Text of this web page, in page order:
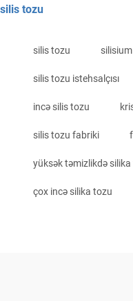
silis tozu
silis tozu
silis tozu istehsalçısı
incə silis tozu
silis tozu fabriki
yüksək təmizlikdə
çox incə silika tozu